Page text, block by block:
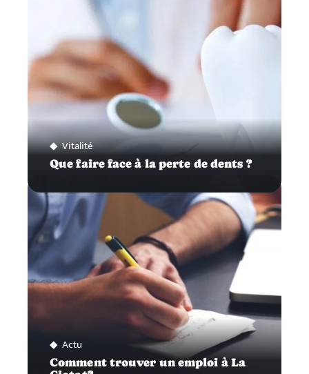
Vitalité
Que faire face à la perte de dents ?
Actu
Comment trouver un emploi à La